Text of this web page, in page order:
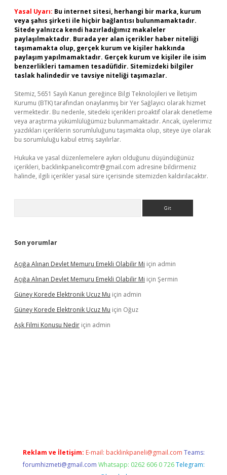
Yasal Uyarı: Bu internet sitesi, herhangi bir marka, kurum
veya şahıs şirketi ile hiçbir bağlantısı bulunmamaktadır.
Sitede yalnızca kendi hazırladığımız makaleler
paylaşılmaktadır. Burada yer alan içerikler haber niteliği
taşımamakta olup, gerçek kurum ve kişiler hakkında
paylaşım yapılmamaktadır. Gerçek kurum ve kişiler ile isim
benzerlikleri tamamen tesadüfidir. Sitemizdeki bilgiler
taslak halindedir ve tavsiye niteliği taşımazlar.
Sitemiz, 5651 Sayılı Kanun gereğince Bilgi Teknolojileri ve İletişim
Kurumu (BTK) tarafından onaylanmış bir Yer Sağlayıcı olarak hizmet
vermektedir. Bu nedenle, sitedeki içerikleri proaktif olarak denetleme
veya araştırma yükümlülüğümüz bulunmamaktadır. Ancak, üyelerimiz
yazdıkları içeriklerin sorumluluğunu taşımakta olup, siteye üye olarak
bu sorumluluğu kabul etmiş sayılırlar.
Hukuka ve yasal düzenlemelere aykırı olduğunu düşündüğünüz
içerikleri, backlinkpanelicomtr@gmail.com adresine bildirmeniz
halinde, ilgili içerikler yasal süre içerisinde sitemizden kaldırılacaktır.
Son yorumlar
Açığa Alınan Devlet Memuru Emekli Olabilir Mi için admin
Açığa Alınan Devlet Memuru Emekli Olabilir Mi için Şermin
Güney Korede Elektronik Ucuz Mu için admin
Güney Korede Elektronik Ucuz Mu için Oğuz
Aşk Filmi Konusu Nedir için admin
Reklam ve İletişim: E-mail: backlinkpaneli@gmail.com Teams:
forumhizmeti@gmail.com Whatsapp: 0262 606 0 726 Telegram: